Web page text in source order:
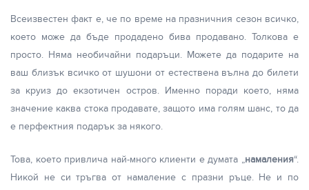
Всеизвестен факт е, че по време на празничния сезон всичко,
което може да бъде продадено бива продавано. Толкова е
просто. Няма необичайни подаръци. Можете да подарите на
ваш близък всичко от шушони от естествена вълна до билети
за круиз до екзотичен остров. Именно поради което, няма
значение каква стока продавате, защото има голям шанс, то да
е перфектния подарък за някого.
Това, което привлича най-много клиенти е думата „намаления“.
Никой не си тръгва от намаление с празни ръце. Не и по